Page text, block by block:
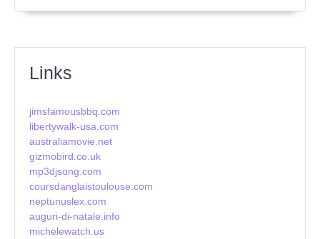
Links
jimsfamousbbq.com
libertywalk-usa.com
australiamovie.net
gizmobird.co.uk
mp3djsong.com
coursdanglaistoulouse.com
neptunuslex.com
auguri-di-natale.info
michelewatch.us